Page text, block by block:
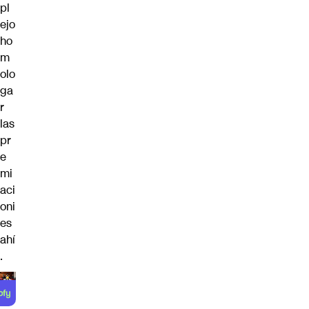
pl
ejo
ho
m
olo
ga
r
las
pr
e
mi
aci
oni
es
ahí
.